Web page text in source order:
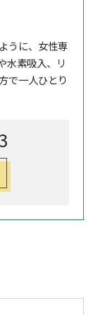
うに、女性専
水素吸入、リ
で一人ひとり